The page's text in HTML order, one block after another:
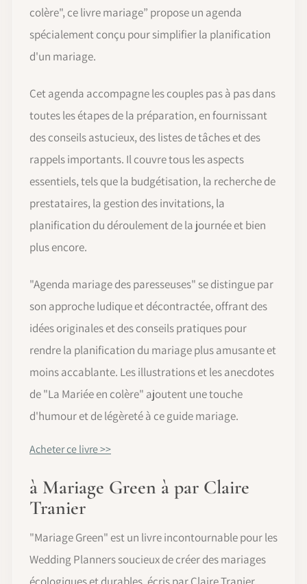
colère", ce livre mariage” propose un agenda
spécialement conçu pour simplifier la planification
d'un mariage.
Cet agenda accompagne les couples pas à pas dans
toutes les étapes de la préparation, en fournissant
des conseils astucieux, des listes de tâches et des
rappels importants. Il couvre tous les aspects
essentiels, tels que la budgétisation, la recherche de
prestataires, la gestion des invitations, la
planification du déroulement de la journée et bien
plus encore.
"Agenda mariage des paresseuses" se distingue par
son approche ludique et décontractée, offrant des
idées originales et des conseils pratiques pour
rendre la planification du mariage plus amusante et
moins accablante. Les illustrations et les anecdotes
de "La Mariée en colère" ajoutent une touche
d'humour et de légèreté à ce guide mariage.
Acheter ce livre >>
à Mariage Green à par Claire
Tranier
"Mariage Green" est un livre incontournable pour les
Wedding Planners soucieux de créer des mariages